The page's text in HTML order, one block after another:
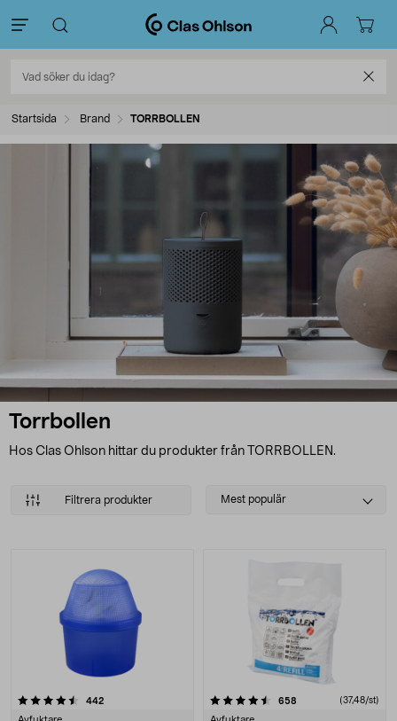
Startsida Brand TORRBOLLEN
Torrbollen
Hos Clas Ohlson hittar du produkter från TORRBOLLEN.
Filtrera produkter
Select
Mest populär
Produkter
442recensioner
4.5 av 5 stjärnor 658 recensioner(37,48/st)